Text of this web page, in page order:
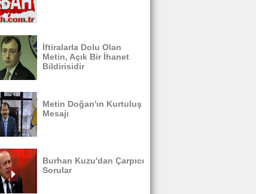
İftiralarla Dolu Olan
Metin, Açık Bir İhanet
Bildirisidir
Metin Doğan'ın Kurtuluş
Mesajı
Burhan Kuzu'dan Çarpıcı
Sorular